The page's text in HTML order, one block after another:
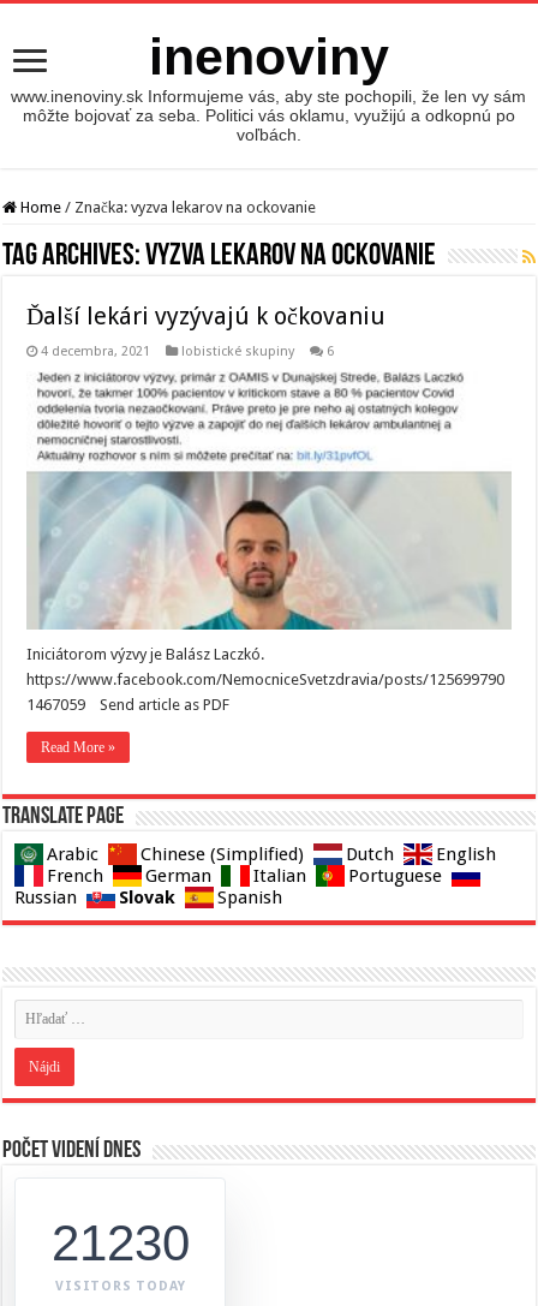
inenoviny
www.inenoviny.sk Informujeme vás, aby ste pochopili, že len vy sám
môžte bojovať za seba. Politici vás oklamu, využijú a odkopnú po
voľbách.
Home / Značka:vyzva lekarov na ockovanie
Tag Archives:vyzva lekarov na ockovanie
Ďalší lekári vyzývajú k očkovaniu
4 decembra, 2021 lobistické skupiny 6
Iniciátorom výzvy je Balász Laczkó.
https://www.facebook.com/NemocniceSvetzdravia/posts/125699790
1467059 Send article as PDF
Read More »
Translate page
Arabic Chinese (Simplified) Dutch
English
French
German Italian
Portuguese
Russian
Slovak Spanish
Počet videní dnes
21230
VISITORS TODAY